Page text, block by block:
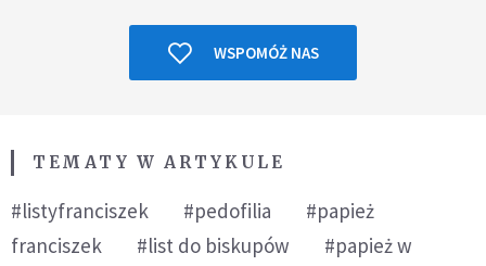
WSPOMÓŻ NAS
TEMATY W ARTYKULE
#listyfranciszek #pedofilia
#papież
franciszek
#list do biskupów
#papież w